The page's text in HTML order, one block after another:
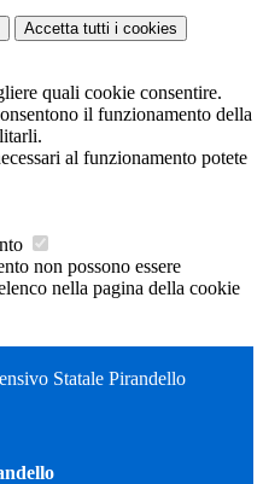
Accetta tutti i cookies
quali cookie consentire.
il funzionamento della
al funzionamento potete
non possono essere
nella pagina della cookie
Statale Pirandello